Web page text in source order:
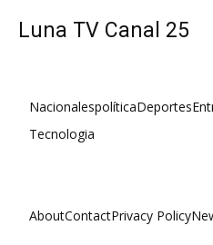
Luna TV Canal 25
NacionalespolíticaDeportes
Tecnologia
AboutContactPrivacy Policy